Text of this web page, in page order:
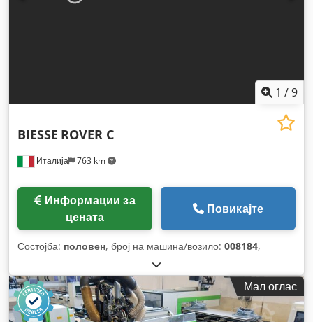
1 /9
Италија 763 km
BIESSE ROVER C
цената
Повикајте
Состојба: половен, број на машина/возило: 008184,
Мал оглас